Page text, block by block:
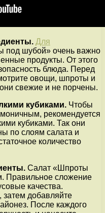
Для
под шубой» очень важно
продукты. От этого
блюда. Перед
овощи, шпроты и
свежие и не порчены.
кубиками. Чтобы
рекомендуется
кубиками. Так они
по слоям салата и
количество
Салат «Шпроты
Правильное сложение
качества.
затем добавляйте
После каждого